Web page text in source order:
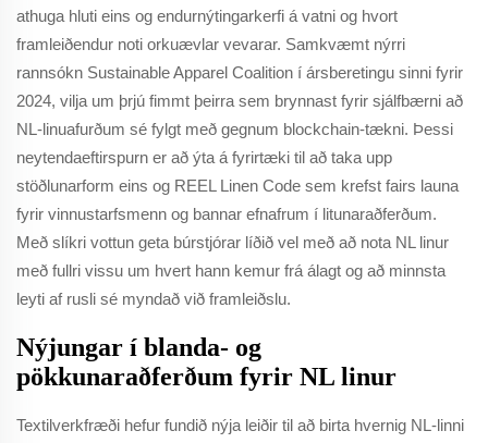
athuga hluti eins og endurnýtingarkerfi á vatni og hvort
framleiðendur noti orkuævlar vevarar. Samkvæmt nýrri
rannsókn Sustainable Apparel Coalition í ársberetingu sinni fyrir
2024, vilja um þrjú fimmt þeirra sem brynnast fyrir sjálfbærni að
NL-linuafurðum sé fylgt með gegnum blockchain-tækni. Þessi
neytendaeftirspurn er að ýta á fyrirtæki til að taka upp
stöðlunarform eins og REEL Linen Code sem krefst fairs launa
fyrir vinnustarfsmenn og bannar efnafrum í litunaraðferðum.
Með slíkri vottun geta búrstjórar líðið vel með að nota NL linur
með fullri vissu um hvert hann kemur frá álagt og að minnsta
leyti af rusli sé myndað við framleiðslu.
Nýjungar í blanda- og
pökkunaraðferðum fyrir NL linur
Textilverkfræði hefur fundið nýja leiðir til að birta hvernig NL-linni